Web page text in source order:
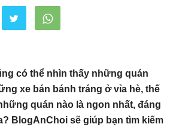
có thể nhìn thấy những quán
xe bán bánh tráng ở vỉa hè, thế
quán nào là ngon nhất, đáng
BlogAnChoi sẽ giúp bạn tìm kiếm